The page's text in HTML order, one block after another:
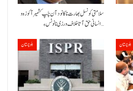
سلامتی کونسل بھارت نا کانود آن چَپ کشمیر آ کوزہ و
انسانی حق آتا خلاف ورزی نا نوٹس ءِ…
بلوچستان بلوچستان